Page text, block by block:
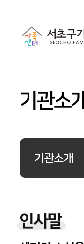
기관소
기관소개
인사말